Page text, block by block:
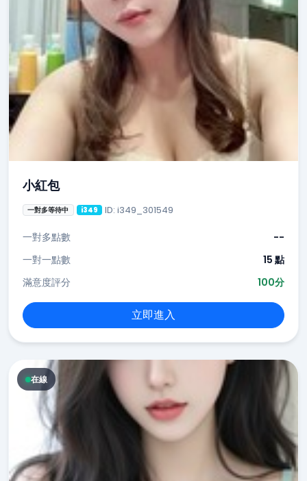
小紅包
一對多等待中 i349 ID: i349_301549
一對多點數
--
一對一點數
15 點
滿意度評分
100分
立即進入
在線